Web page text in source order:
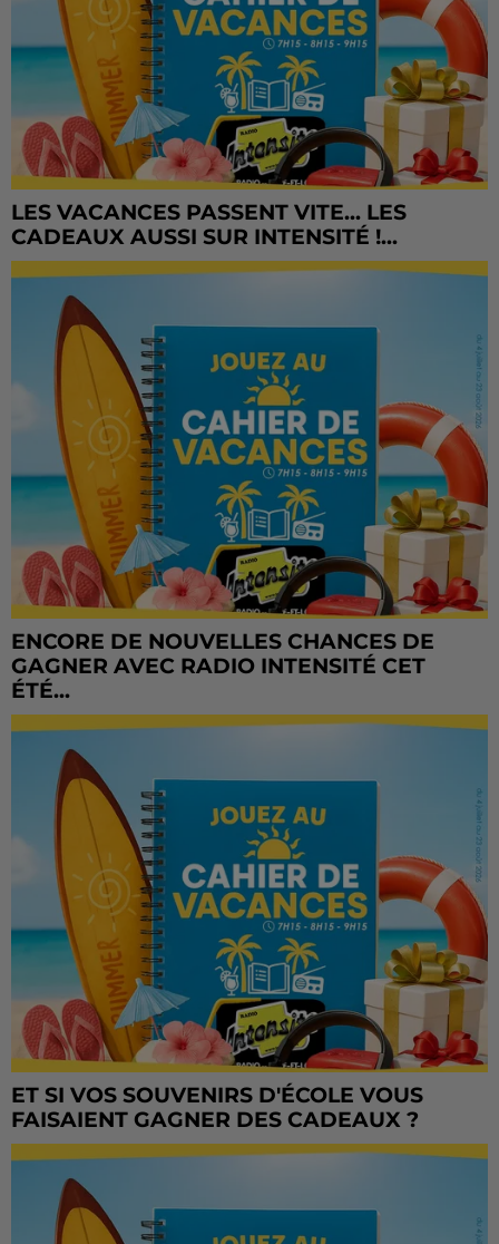
LES VACANCES PASSENT VITE... LES
CADEAUX AUSSI SUR INTENSITÉ !...
ENCORE DE NOUVELLES CHANCES DE
GAGNER AVEC RADIO INTENSITÉ CET
ÉTÉ...
ET SI VOS SOUVENIRS D'ÉCOLE VOUS
FAISAIENT GAGNER DES CADEAUX ?